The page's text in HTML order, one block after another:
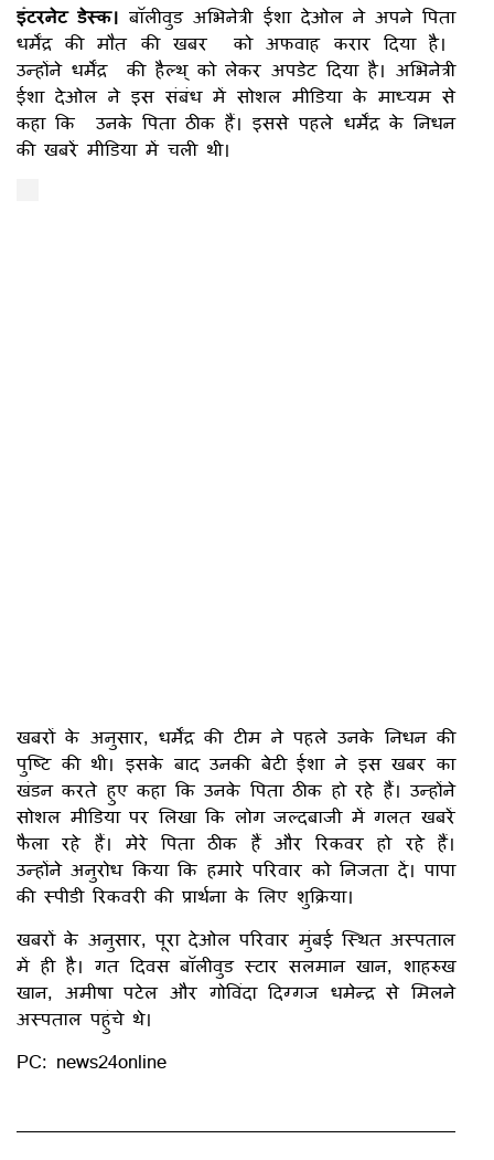
इंटरनेट डेस्क।बॉलीवुड अभिनेत्री ईशा देओल ने अपने पिता
धर्मेंद्र की मौत की खबर को अफवाह करार दिया है।
उन्होंने धर्मेंद्र की हैल्थ् को लेकर अपडेट दिया है। अभिनेत्री
ईशा देओल ने इस संबंध में सोशल मीडिया के माध्यम से
कहा कि उनके पिता ठीक हैं। इससे पहले धर्मेंद्र के निधन
की खबरें मीडिया में चली थी।
खबरों के अनुसार, धर्मेंद्र की टीम ने पहले उनके निधन की
पुष्टि की थी। इसके बाद उनकी बेटी ईशा ने इस खबर का
खंडन करते हुए कहा कि उनके पिता ठीक हो रहे हैं। उन्होंने
सोशल मीडिया पर लिखा कि लोग जल्दबाजी में गलत खबरें
फैला रहे हैं। मेरे पिता ठीक हैं और रिकवर हो रहे हैं।
उन्होंने अनुरोध किया कि हमारे परिवार को निजता दें। पापा
की स्पीडी रिकवरी की प्रार्थना के लिए शुक्रिया।
खबरों के अनुसार, पूरा देओल परिवार मुंबई स्थित अस्पताल
में ही है। गत दिवस बॉलीवुड स्टार सलमान खान, शाहरुख
खान, अमीषा पटेल और गोविंदा दिग्गज धमेन्द्र से मिलने
अस्पताल पहुंचे थे।
PC: news24online